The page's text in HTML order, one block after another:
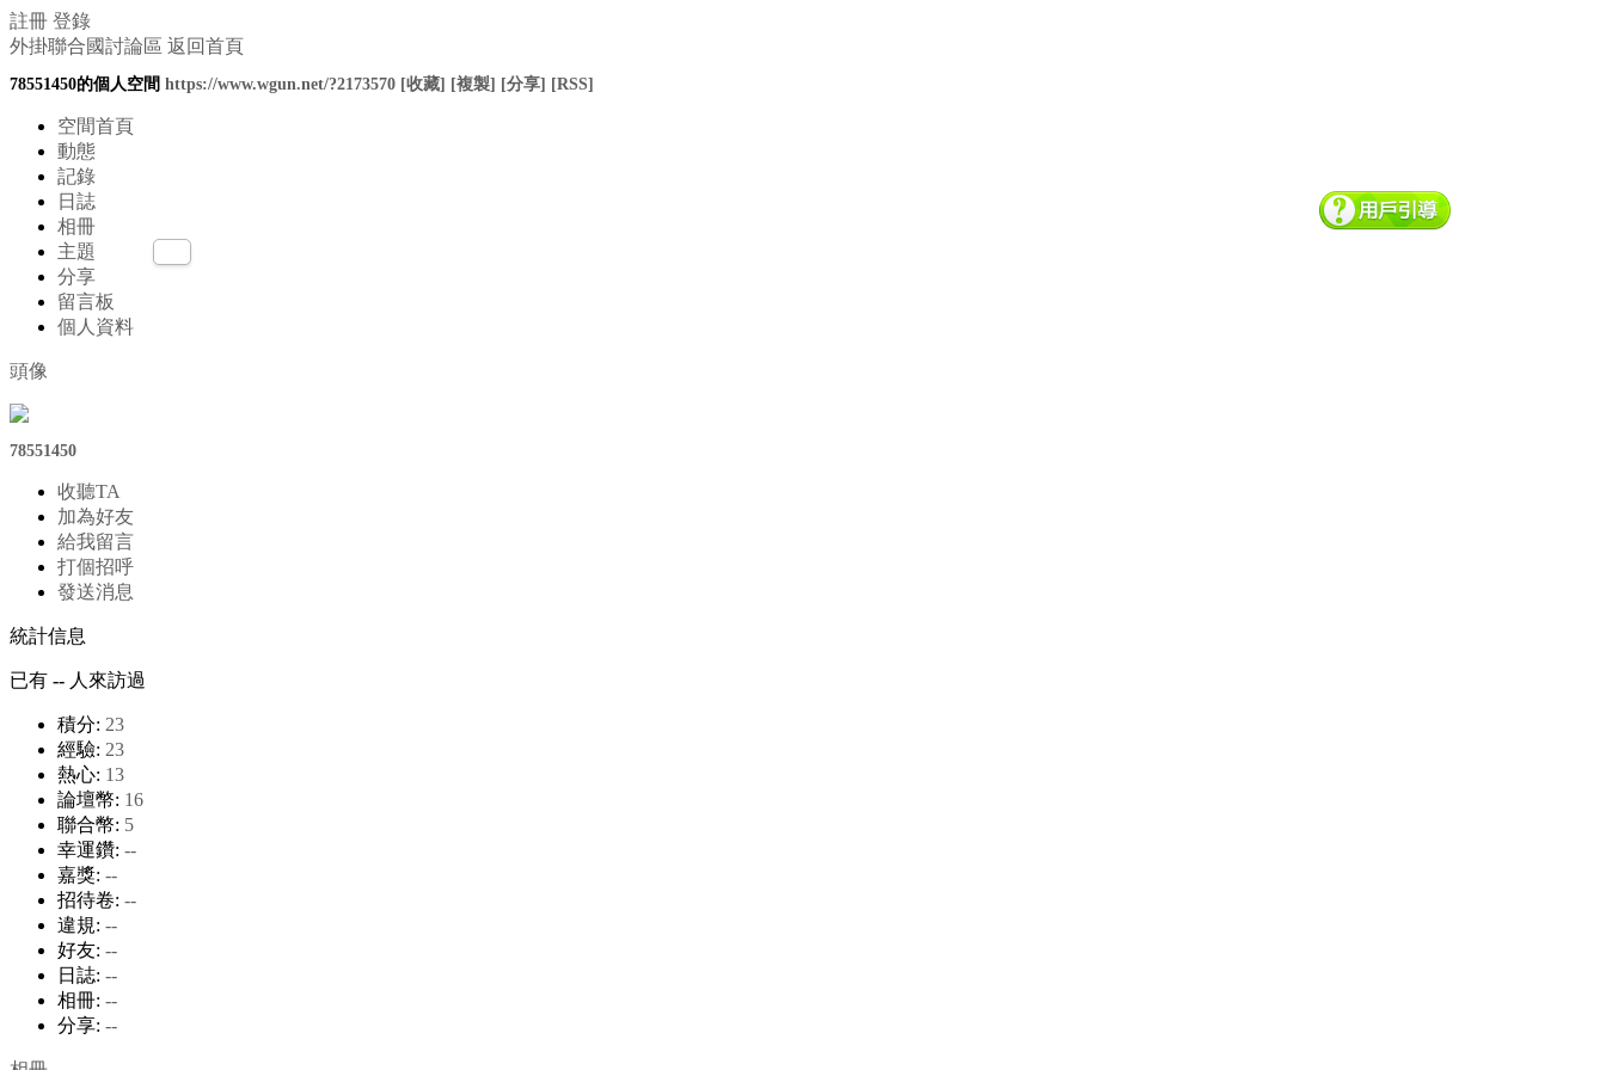
註冊 登錄
外掛聯合國討論區 返回首頁
78551450的個人空間 https://www.wgun.net/?2173570 [收藏] [複製] [分享] [RSS]
空間首頁
動態
記錄
日誌
相冊
主題
分享
留言板
個人資料
頭像
78551450
收聽TA
加為好友
給我留言
打個招呼
發送消息
統計信息
已有 -- 人來訪過
積分: 23
經驗: 23
熱心: 13
論壇幣: 16
聯合幣: 5
幸運鑽: --
嘉獎: --
招待卷: --
違規: --
好友: --
日誌: --
相冊: --
分享: --